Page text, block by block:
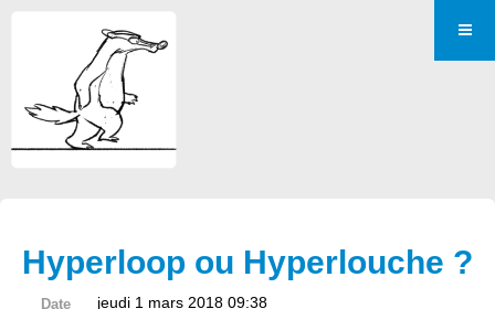
Hyperloop ou Hyperlouche ?
Date jeudi 1 mars 2018 09:38